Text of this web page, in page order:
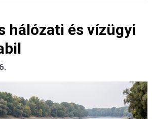
hálózati és vízügyi